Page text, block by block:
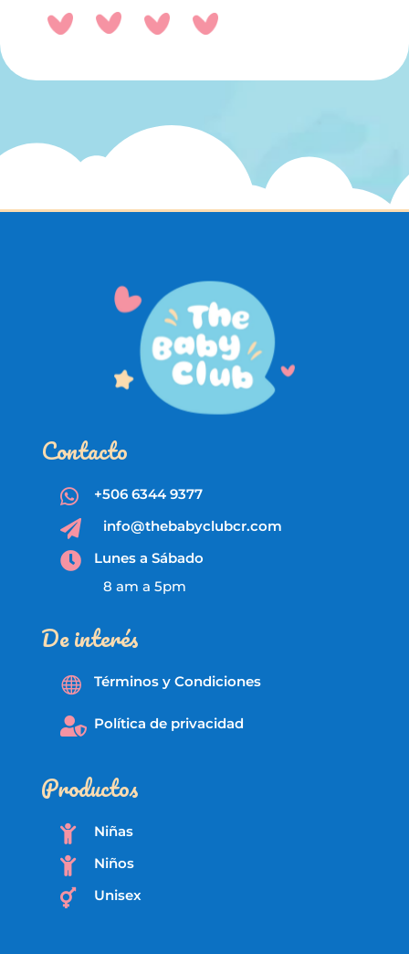
Contacto
 +506 6344 9377
 info@thebabyclubcr.com

Lunes a Sábado
8 am a 5pm
De interés
 Términos y Condiciones
 Política de privacidad
Productos
 Niñas
 Niños
 Unisex